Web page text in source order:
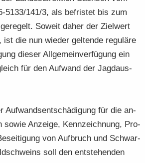
5133/141/3, als be­fris­tet bis zum
So­weit daher der Ziel­wert
ist die nun wie­der gel­ten­de re­gu­lä­re
die­ser All­ge­mein­ver­fü­gung ein
für den Auf­wand der Jagd­aus­
Auf­wands­ent­schä­di­gung für die an­
sowie An­zei­ge, Kenn­zeich­nung, Pro­
von Auf­bruch und Schwar­
soll den ent­ste­hen­den